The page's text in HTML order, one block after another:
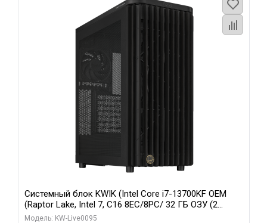
Системный блок KWIK (Intel Core i7-13700KF OEM
(Raptor Lake, Intel 7, C16 8EC/8PC/ 32 ГБ ОЗУ (2
модуля)/ Afox RTX4090 24GB GDDR6X 384-Bit 3xDP
Модель: KW-Live0095